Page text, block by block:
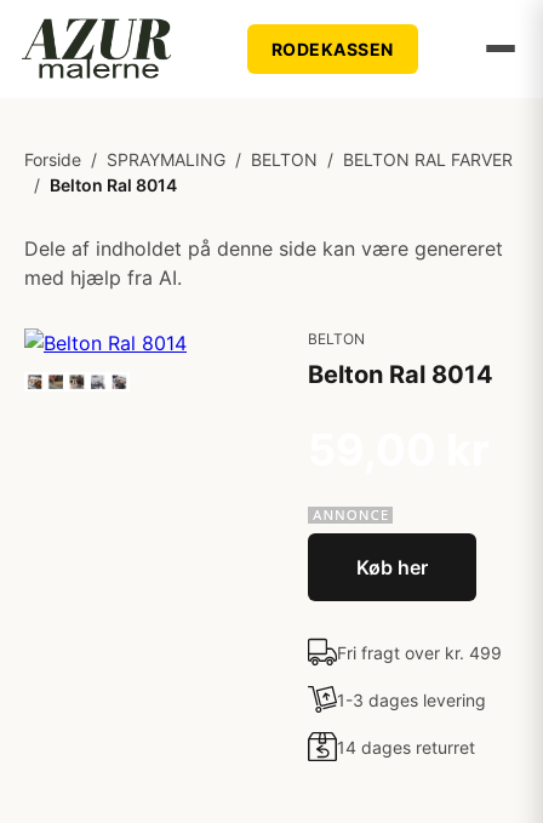
RODEKASSEN
Forside / SPRAYMALING / BELTON / BELTON RAL FARVER
/ Belton Ral 8014
Dele af indholdet på denne side kan være genereret
med hjælp fra AI.
BELTON
Belton Ral 8014
Køb her
Fri fragt over kr. 499
1-3 dages levering
14 dages returret